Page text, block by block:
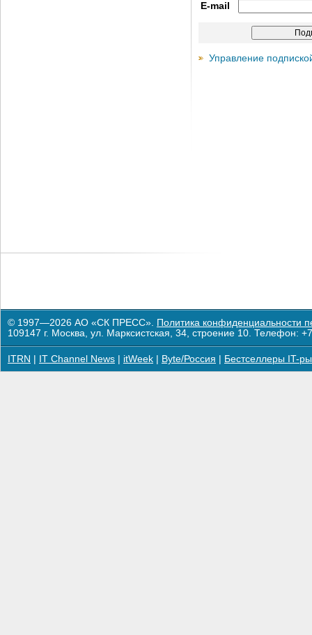
E-mail
Управление
© 1997—2026 АО «СК ПРЕСС». Политика конфиденциальности
109147 г. Москва, ул. Марксистская, 34, строение 10. Телефон:
ITRN IT Channel News itWeek Byte/Россия Бестселлеры IT-